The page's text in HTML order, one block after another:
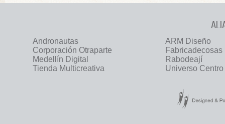
Andronautas
ARM Diseño
Corporación Otraparte
Fabricadecosas
Medellín Digital
Rabodeají
Tienda Multicreativa
Universo Centro